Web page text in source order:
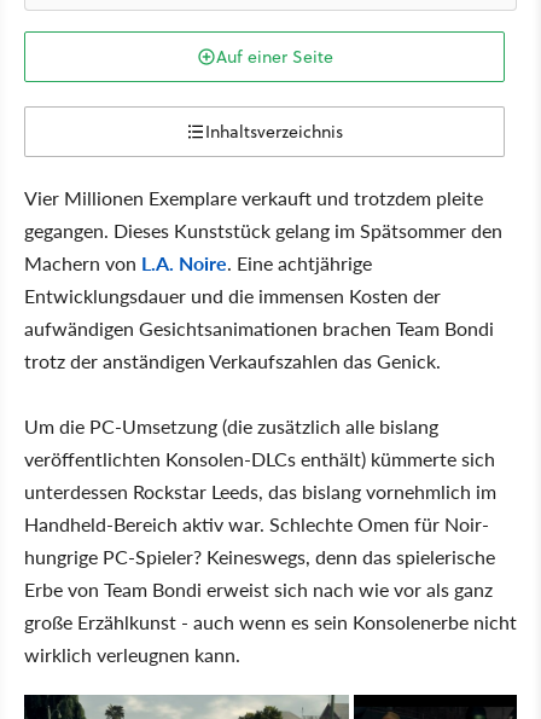
Auf einer Seite
Inhaltsverzeichnis
Vier Millionen Exemplare verkauft und trotzdem pleite
gegangen. Dieses Kunststück gelang im Spätsommer den
Machern von L.A. Noire. Eine achtjährige
Entwicklungsdauer und die immensen Kosten der
aufwändigen Gesichtsanimationen brachen Team Bondi
trotz der anständigen Verkaufszahlen das Genick.
Um die PC-Umsetzung (die zusätzlich alle bislang
veröffentlichten Konsolen-DLCs enthält) kümmerte sich
unterdessen Rockstar Leeds, das bislang vornehmlich im
Handheld-Bereich aktiv war. Schlechte Omen für Noir-
hungrige PC-Spieler? Keineswegs, denn das spielerische
Erbe von Team Bondi erweist sich nach wie vor als ganz
große Erzählkunst - auch wenn es sein Konsolenerbe nicht
wirklich verleugnen kann.